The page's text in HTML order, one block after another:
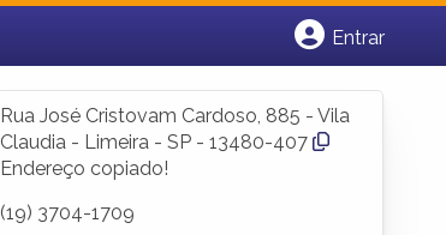
Entrar
Fazer login
Criar conta
Rua José Cristovam Cardoso, 885 - Vila
Claudia - Limeira - SP - 13480-407
Endereço copiado!
(19) 3704-1709